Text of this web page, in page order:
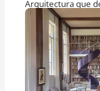
Arquitectura que